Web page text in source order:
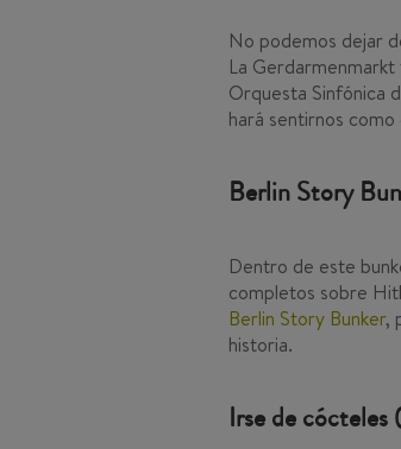
No podemos dejar
La
Orquesta Sinfónica
hará sentirnos
Berlin Story
Dentro de este
completos sobre
Berlin Story Bunker,
historia.
Irse de